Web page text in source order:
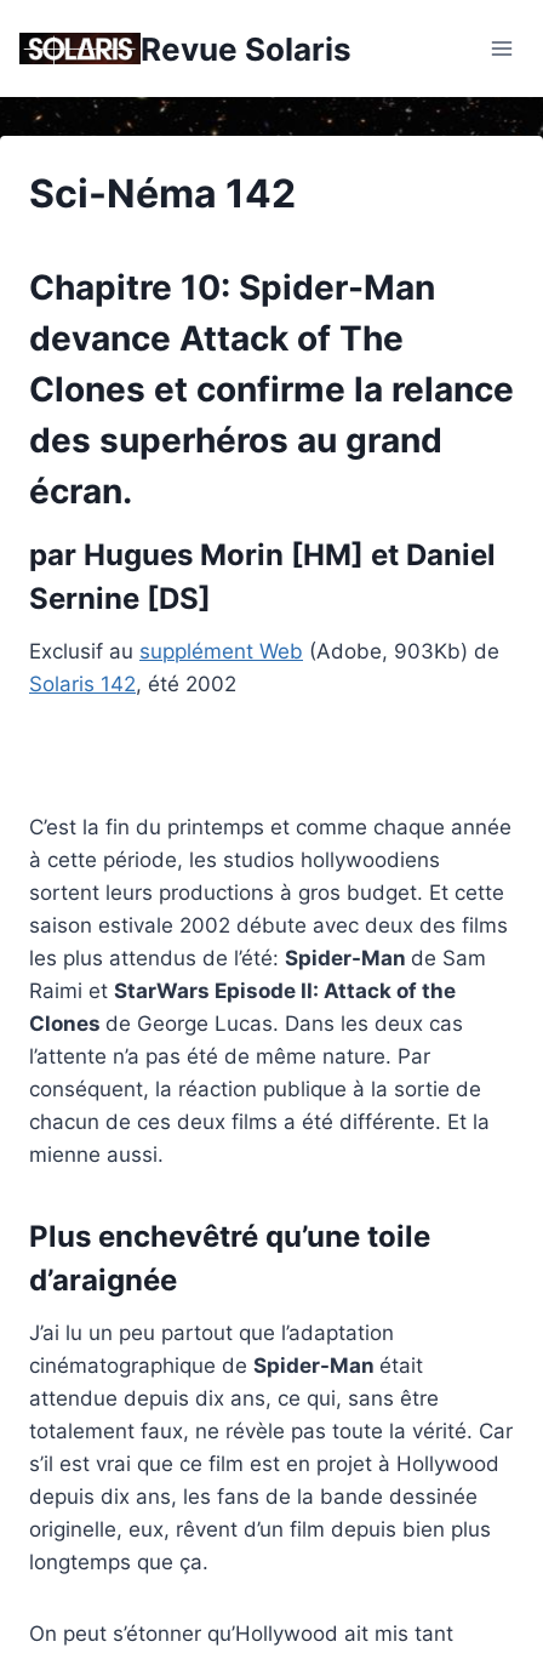
Revue Solaris
Sci-Néma 142
Chapitre 10: Spider-Man
devance Attack of The
Clones et confirme la relance
des superhéros au grand
écran.
par Hugues Morin [HM] et Daniel
Sernine [DS]
Exclusif au supplément Web (Adobe, 903Kb) de
Solaris 142, été 2002
C’est la fin du printemps et comme chaque année
à cette période, les studios hollywoodiens
sortent leurs productions à gros budget. Et cette
saison estivale 2002 débute avec deux des films
les plus attendus de l’été: Spider-Man de Sam
Raimi et StarWars Episode II: Attack of the
Clones de George Lucas. Dans les deux cas
l’attente n’a pas été de même nature. Par
conséquent, la réaction publique à la sortie de
chacun de ces deux films a été différente. Et la
mienne aussi.
Plus enchevêtré qu’une toile
d’araignée
J’ai lu un peu partout que l’adaptation
cinématographique de Spider-Man était
attendue depuis dix ans, ce qui, sans être
totalement faux, ne révèle pas toute la vérité. Car
s’il est vrai que ce film est en projet à Hollywood
depuis dix ans, les fans de la bande dessinée
originelle, eux, rêvent d’un film depuis bien plus
longtemps que ça.
On peut s’étonner qu’Hollywood ait mis tant